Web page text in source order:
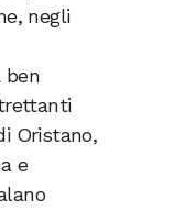
negli
ben
Oristano,
e